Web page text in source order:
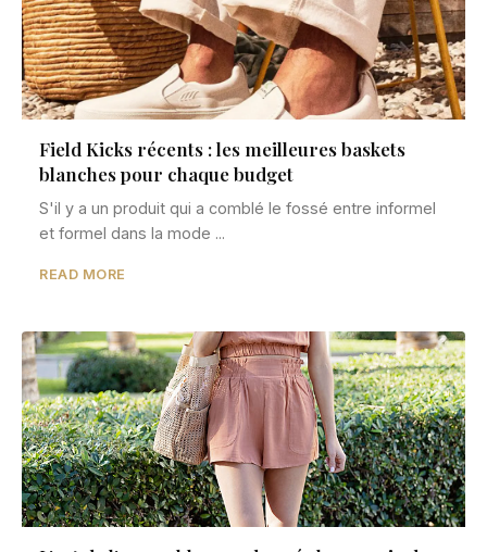
Field Kicks récents : les meilleures baskets
blanches pour chaque budget
S'il y a un produit qui a comblé le fossé entre informel
et formel dans la mode ...
READ MORE